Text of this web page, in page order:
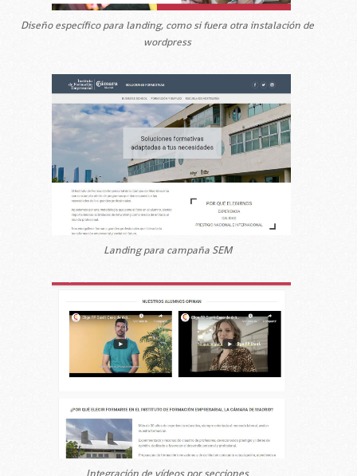
Diseño específico para landing, como si fuera otra instalación de
wordpress
Landing para campaña SEM
Integración de vídeos por secciones